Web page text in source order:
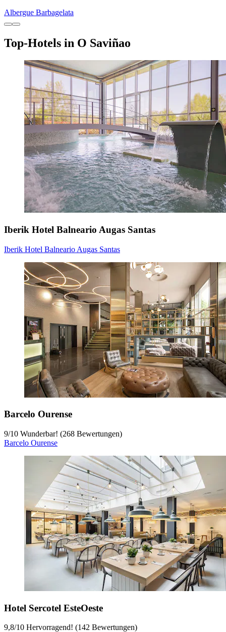
Albergue Barbagelata
Top-Hotels in O Saviñao
Iberik Hotel Balneario Augas Santas
Iberik Hotel Balneario Augas Santas
Barcelo Ourense
9/10 Wunderbar! (268 Bewertungen)
Barcelo Ourense
Hotel Sercotel EsteOeste
9,8/10 Hervorragend! (142 Bewertungen)